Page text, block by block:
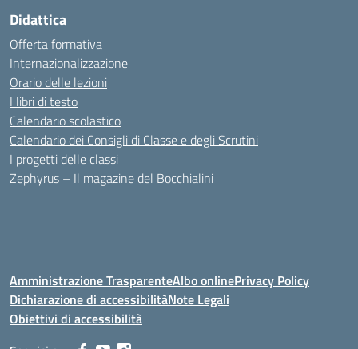
Didattica
Offerta formativa
Internazionalizzazione
Orario delle lezioni
I libri di testo
Calendario scolastico
Calendario dei Consigli di Classe e degli Scrutini
I progetti delle classi
Zephyrus – Il magazine del Bocchialini
Amministrazione TrasparenteAlbo onlinePrivacy Policy
Dichiarazione di accessibilitàNote Legali
Obiettivi di accessibilità